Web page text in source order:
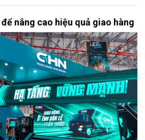
nâng cao hiệu quả giao hàng